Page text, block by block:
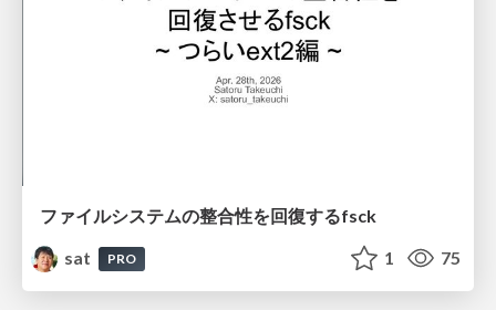
ファイルシステムの整合性を回復するfsck
sat
PRO 1 75